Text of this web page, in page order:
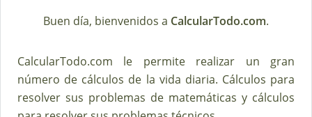
Buen día, bienvenidos a CalcularTodo.com.
CalcularTodo.com le permite realizar un gran
número de cálculos de la vida diaria. Cálculos para
resolver sus problemas de matemáticas y cálculos